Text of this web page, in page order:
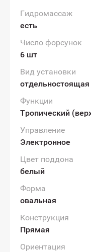
Гидромассаж
есть
Число форсунок
6 шт
Вид установки
отдельностоящая
Функции
Тропический
Управление
Электронное
Цвет поддона
белый
Форма
овальная
Конструкция
Прямая
Ориентация